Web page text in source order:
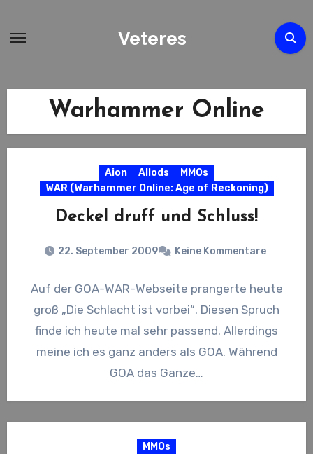
Veteres
Warhammer Online
Aion Allods
MMOs
WAR (Warhammer Online: Age of Reckoning)
Deckel druff und Schluss!
22. September 2009 Keine Kommentare
Auf der GOA-WAR-Webseite prangerte heute
groß „Die Schlacht ist vorbei“. Diesen Spruch
finde ich heute mal sehr passend. Allerdings
meine ich es ganz anders als GOA. Während
GOA das Ganze…
MMOs